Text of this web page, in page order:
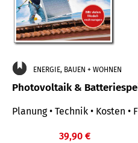
ENERGIE, BAUEN + WOHNEN
Photovoltaik &
Planung • Technik • Kosten •
39,90 €